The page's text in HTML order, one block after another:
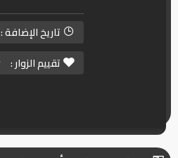
تاريخ الإضافة :
تقييم الزوار :